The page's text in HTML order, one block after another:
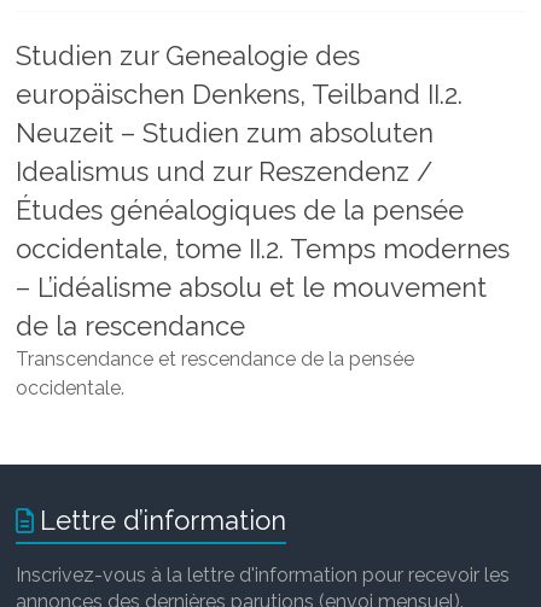
Faculté
des
lettres
Studien zur Genealogie des
europäischen Denkens, Teilband II.2.
Neuzeit – Studien zum absoluten
Idealismus und zur Reszendenz /
Études généalogiques de la pensée
occidentale, tome II.2. Temps modernes
– L’idéalisme absolu et le mouvement
de la rescendance
Transcendance et rescendance de la pensée
occidentale.
Lettre d’information
Inscrivez-vous à la lettre d'information pour recevoir les
annonces des dernières parutions (envoi mensuel).